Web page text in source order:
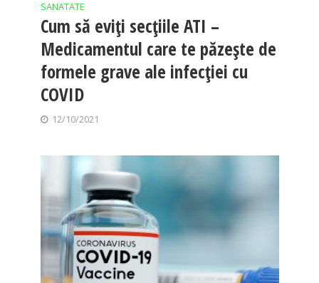
SANATATE
Cum să eviți secțiile ATI –
Medicamentul care te păzește de
formele grave ale infecției cu
COVID
12/10/2021